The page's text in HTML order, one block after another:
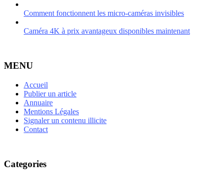
Comment fonctionnent les micro-caméras invisibles
Caméra 4K à prix avantageux disponibles maintenant
MENU
Accueil
Publier un article
Annuaire
Mentions Légales
Signaler un contenu illicite
Contact
Categories